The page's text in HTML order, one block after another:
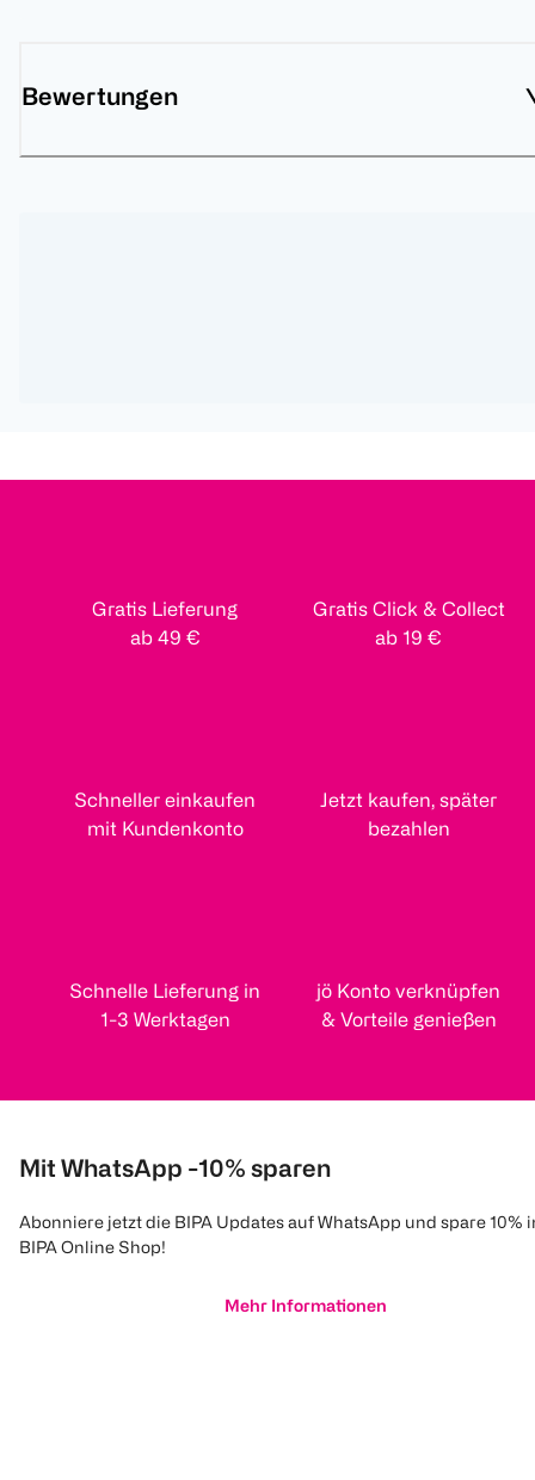
Bewertungen
Gratis Lieferung
ab 49 €
Gratis Click & Collect
ab 19 €
Schneller einkaufen
mit Kundenkonto
Jetzt kaufen, später
bezahlen
Schnelle Lieferung in
1-3 Werktagen
jö Konto verknüpfen
& Vorteile genießen
Mit WhatsApp -10% sparen
Abonniere jetzt die BIPA Updates auf WhatsApp und spare 10%
BIPA Online Shop!
Mehr Informationen